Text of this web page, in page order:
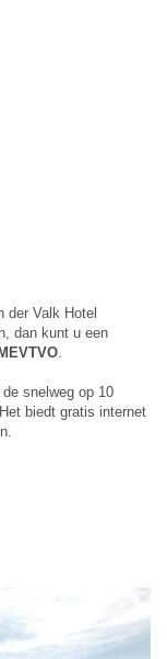
der Valk Hotel
dan kunt u een
snelweg op 10
biedt gratis internet